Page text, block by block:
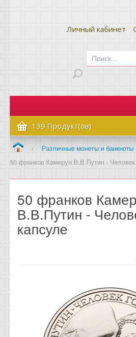
Личный кабинет
Главная
Как сделать заказ
Оплата и доставка
Вопрос-ответ
Отзывы
139 Продукт(ов)
/ Различные монеты и банкноты
50 франков Камерун В.В.Путин -
50 франков
В.В.Путин -
капсуле